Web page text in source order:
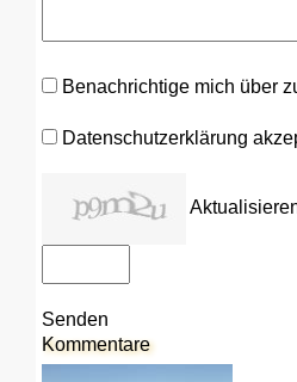
Benachrichtige mich über
Datenschutzerklärung
Senden
Kommentare